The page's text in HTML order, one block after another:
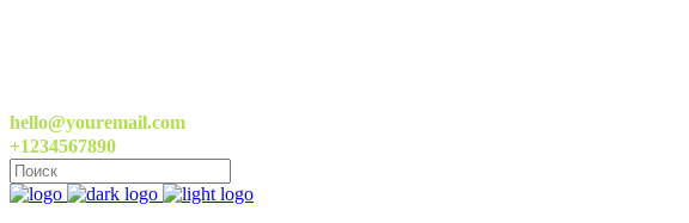
hello@youremail.com
+1234567890